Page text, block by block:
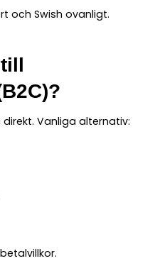
och Swish ovanligt.
Vanliga alternativ: